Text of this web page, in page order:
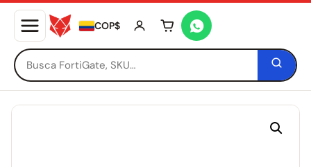
COP$ Tu carrito está vacío